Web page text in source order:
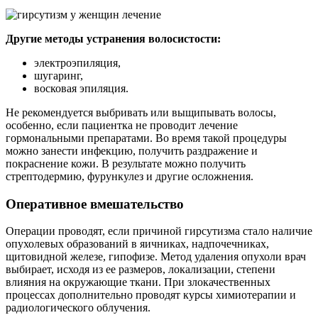
Другие методы устранения волосистости:
электроэпиляция,
шугаринг,
восковая эпиляция.
Не рекомендуется выбривать или выщипывать волосы,
особенно, если пациентка не проводит лечение
гормональными препаратами. Во время такой процедуры
можно занести инфекцию, получить раздражение и
покраснение кожи. В результате можно получить
стрептодермию, фурункулез и другие осложнения.
Оперативное вмешательство
Операции проводят, если причиной гирсутизма стало наличие
опухолевых образований в яичниках, надпочечниках,
щитовидной железе, гипофизе. Метод удаления опухоли врач
выбирает, исходя из ее размеров, локализации, степени
влияния на окружающие ткани. При злокачественных
процессах дополнительно проводят курсы химиотерапии и
радиологического облучения.